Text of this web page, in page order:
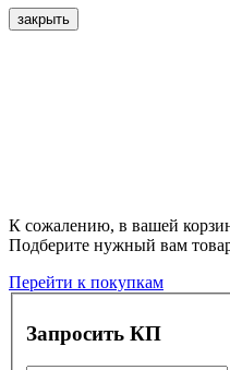
закрыть
К сожалению, в вашей
Подберите нужный вам
Перейти к покупкам
Запросить КП